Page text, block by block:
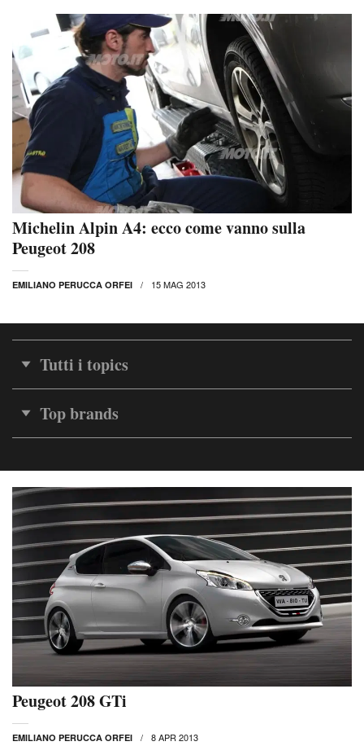
Michelin Alpin A4: ecco come vanno sulla
Peugeot 208
EMILIANO PERUCCA ORFEI 15 MAG 2013
Tutti i topics
Top brands
Peugeot 208 GTi
EMILIANO PERUCCA ORFEI 8 APR 2013